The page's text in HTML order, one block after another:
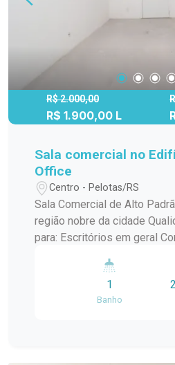
R$ 2.000,00
R$ 1.900,00 L
Sala comercial no
Office
Centro - Pelotas/RS
Sala Comercial de Alto
região nobre da cidade
para: Escritórios em geral
acabamento, garantindo um
e profissional A sala perfeita
um espaço de trabalho
1
Banho